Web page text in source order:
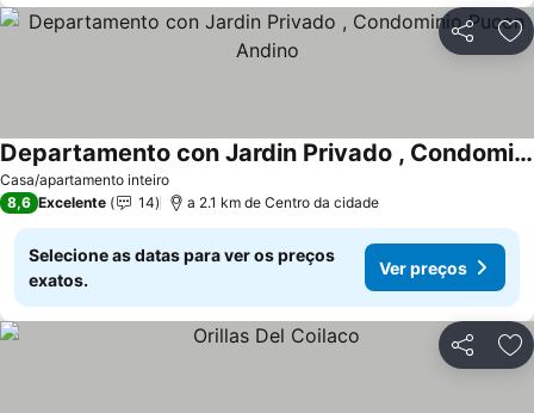
Partilhar
Casa/apartamento inteiro
Departamento con Jardin Privado , Condominio Pucon Andino
8,6 Excelente 14 a 2.1 km de Centro da cidade
Selecione as datas para ver os preços
exatos.
Ver preços
Partilhar